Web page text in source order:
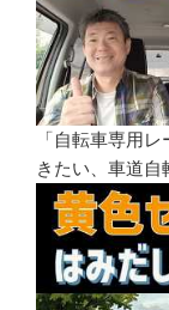
「自転車専用
きたい、車道